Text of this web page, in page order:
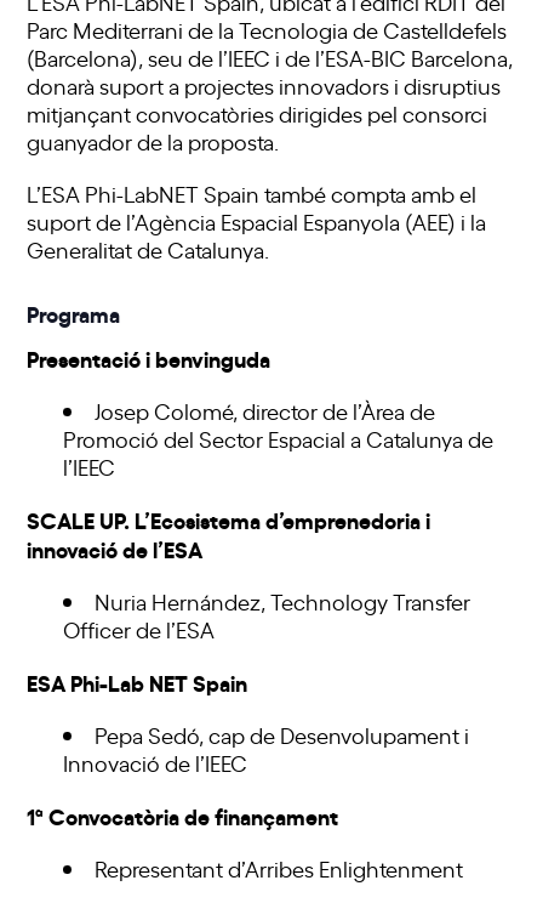
Parc Mediterrani de la Tecnologia de Castelldefels
(Barcelona), seu de l’IEEC i de l’ESA-BIC Barcelona,
donarà suport a projectes innovadors i disruptius
mitjançant convocatòries dirigides pel consorci
guanyador de la proposta.
L’ESA Phi-LabNET Spain també compta amb el
suport de l’Agència Espacial Espanyola (AEE) i la
Generalitat de Catalunya.
Programa
Presentació i benvinguda
Josep Colomé, director de l’Àrea de
Promoció del Sector Espacial a Catalunya de
l’IEEC
SCALE UP. L’Ecosistema d’emprenedoria i
innovació de l’ESA
Nuria Hernández, Technology Transfer
Officer de l’ESA
ESA Phi-Lab NET Spain
Pepa Sedó, cap de Desenvolupament i
Innovació de l’IEEC
1ª Convocatòria de finançament
Representant d’Arribes Enlightenment